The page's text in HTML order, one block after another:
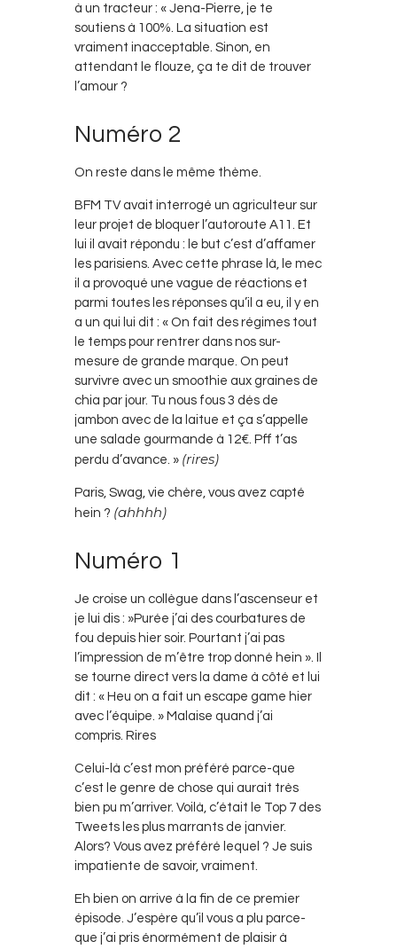
à un tracteur : « Jena-Pierre, je te
soutiens à 100%. La situation est
vraiment inacceptable. Sinon, en
attendant le flouze, ça te dit de trouver
l’amour ?
Numéro 2
On reste dans le même thème.
BFM TV avait interrogé un agriculteur sur
leur projet de bloquer l’autoroute A11. Et
lui il avait répondu : le but c’est d’affamer
les parisiens. Avec cette phrase là, le mec
il a provoqué une vague de réactions et
parmi toutes les réponses qu’il a eu, il y en
a un qui lui dit : « On fait des régimes tout
le temps pour rentrer dans nos sur-
mesure de grande marque. On peut
survivre avec un smoothie aux graines de
chia par jour. Tu nous fous 3 dés de
jambon avec de la laitue et ça s’appelle
une salade gourmande à 12€. Pff t’as
perdu d’avance. » (rires)
Paris, Swag, vie chère, vous avez capté
hein ? (ahhhh)
Numéro 1
Je croise un collègue dans l’ascenseur et
je lui dis : »Purée j’ai des courbatures de
fou depuis hier soir. Pourtant j’ai pas
l’impression de m’être trop donné hein ». Il
se tourne direct vers la dame à côté et lui
dit : « Heu on a fait un escape game hier
avec l’équipe. » Malaise quand j’ai
compris. Rires
Celui-là c’est mon préféré parce-que
c’est le genre de chose qui aurait très
bien pu m’arriver. Voilà, c’était le Top 7 des
Tweets les plus marrants de janvier.
Alors? Vous avez préféré lequel ? Je suis
impatiente de savoir, vraiment.
Eh bien on arrive à la fin de ce premier
épisode. J’espère qu’il vous a plu parce-
que j’ai pris énormément de plaisir à